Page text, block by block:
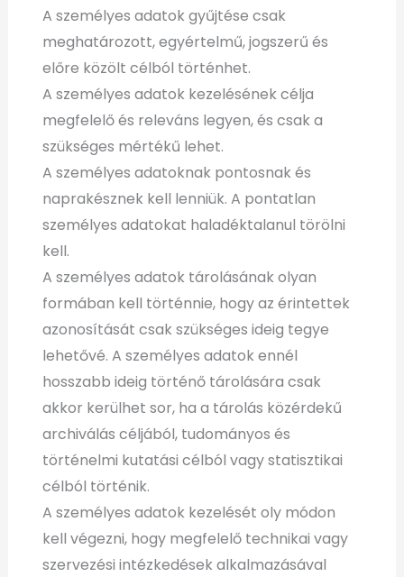
A személyes adatok gyűjtése csak
meghatározott, egyértelmű, jogszerű és
előre közölt célból történhet.
A személyes adatok kezelésének célja
megfelelő és releváns legyen, és csak a
szükséges mértékű lehet.
A személyes adatoknak pontosnak és
naprakésznek kell lenniük. A pontatlan
személyes adatokat haladéktalanul törölni
kell.
A személyes adatok tárolásának olyan
formában kell történnie, hogy az érintettek
azonosítását csak szükséges ideig tegye
lehetővé. A személyes adatok ennél
hosszabb ideig történő tárolására csak
akkor kerülhet sor, ha a tárolás közérdekű
archiválás céljából, tudományos és
történelmi kutatási célból vagy statisztikai
célból történik.
A személyes adatok kezelését oly módon
kell végezni, hogy megfelelő technikai vagy
szervezési intézkedések alkalmazásával